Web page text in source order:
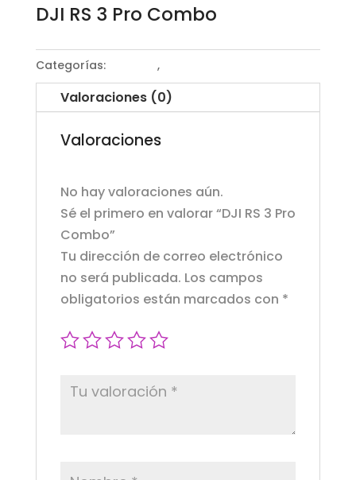
DJI RS 3 Pro Combo
Categorías: ,
Valoraciones (0)
Valoraciones
No hay valoraciones aún.
Sé el primero en valorar “DJI RS 3 Pro
Combo”
Tu dirección de correo electrónico
no será publicada. Los campos
obligatorios están marcados con *